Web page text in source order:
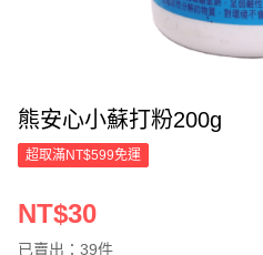
熊安心小蘇打粉200g
超取滿NT$599免運
NT$30
已賣出：39件